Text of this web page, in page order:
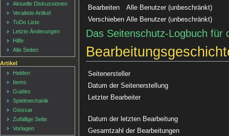
Bearbeiten
Alle Benutzer (unbeschränkt)
Verschieben Alle Benutzer (unbeschränkt)
Das Seitenschutz-Logbuch für
Seitenersteller
Datum der Seitenerstellung
Letzter Bearbeiter
Datum der letzten Bearbeitung
Gesamtzahl der Bearbeitungen
Aktuelle Diskussionen
Veraltete Artikel
ToDo Liste
Letzte Änderungen
Hilfe
Alle Seiten
Artikel
Helden
Items
Guides
Spielmechanik
Glossar
Zufällige Seite
Vorlagen